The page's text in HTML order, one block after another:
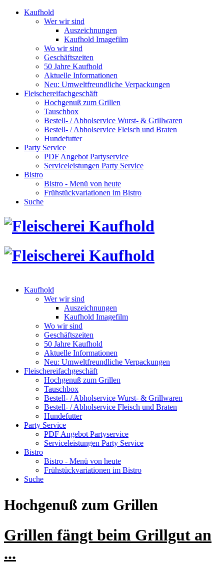
Kaufhold
Wer wir sind
Auszeichnungen
Kaufhold Imagefilm
Wo wir sind
Geschäftszeiten
50 Jahre Kaufhold
Aktuelle Informationen
Neu: Umweltfreundliche Verpackungen
Fleischereifachgeschäft
Hochgenuß zum Grillen
Tauschbox
Bestell- / Abholservice Wurst- & Grillwaren
Bestell- / Abholservice Fleisch und Braten
Hundefutter
Party Service
PDF Angebot Partyservice
Serviceleistungen Party Service
Bistro
Bistro - Menü von heute
Frühstückvariationen im Bistro
Suche
Kaufhold
Wer wir sind
Auszeichnungen
Kaufhold Imagefilm
Wo wir sind
Geschäftszeiten
50 Jahre Kaufhold
Aktuelle Informationen
Neu: Umweltfreundliche Verpackungen
Fleischereifachgeschäft
Hochgenuß zum Grillen
Tauschbox
Bestell- / Abholservice Wurst- & Grillwaren
Bestell- / Abholservice Fleisch und Braten
Hundefutter
Party Service
PDF Angebot Partyservice
Serviceleistungen Party Service
Bistro
Bistro - Menü von heute
Frühstückvariationen im Bistro
Suche
Hochgenuß zum Grillen
Grillen fängt beim Grillgut an
...